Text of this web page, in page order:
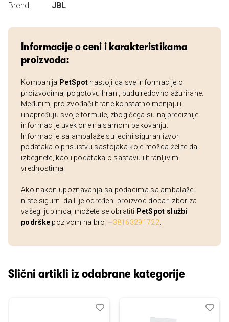
Brend:
JBL
Informacije o ceni i karakteristikama
proizvoda:
Kompanija PetSpot nastoji da sve informacije o
proizvodima, pogotovu hrani, budu redovno ažurirane.
Međutim, proizvođači hrane konstatno menjaju i
unapređuju svoje formule, zbog čega su najpreciznije
informacije uvek one na samom pakovanju.
Informacije sa ambalaže su jedini siguran izvor
podataka o prisustvu sastojaka koje možda želite da
izbegnete, kao i podataka o sastavu i hranljivim
vrednostima.
Ako nakon upoznavanja sa podacima sa ambalaže
niste sigurni da li je određeni proizvod dobar izbor za
vašeg ljubimca, možete se obratiti PetSpot službi
podrške pozivom na broj+38163291722
Slični artikli iz odabrane kategorije
Dodaj
Uporedi